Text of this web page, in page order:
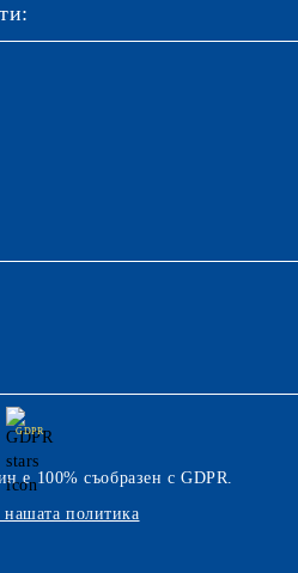
GDPR
е 100% съобразен с GDPR.
нашата политика